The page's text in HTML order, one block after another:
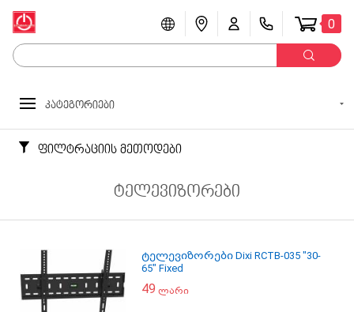
0
კატეგორიები
ფილტრაციის მეთოდები
ტელევიზორები
ტელევიზორები Dixi RCTB-035 "30-
65" Fixed
49 ლარი